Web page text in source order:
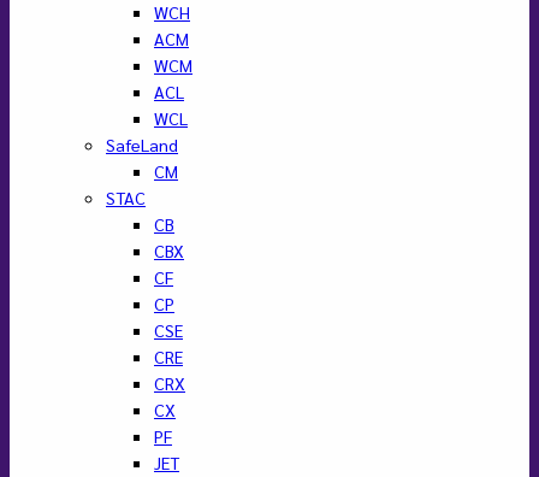
WCH
ACM
WCM
ACL
WCL
SafeLand
CM
STAC
CB
CBX
CF
CP
CSE
CRE
CRX
CX
PF
JET